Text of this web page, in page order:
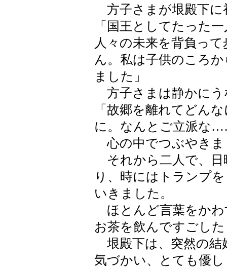
方子さまが垠殿下に
「国王としてたった
人々の未来を背負っ
ん。私は子供のころ
ました」
方子さまは静かにう
「故郷を離れてどん
に。なんとご立派な
心の中でつぶやきま
それから二人で、日
り、時にはトランプ
いきました。
ほとんど言葉をかわ
お茶を飲んですごし
垠殿下は、突然の結
気づかい、とても優